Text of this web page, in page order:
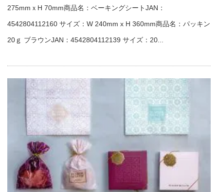
275mmｘH 70mm商品名：ベーキングシートJAN：
4542804112160 サイズ：W 240mm x H 360mm商品名：パッキン
20ｇ ブラウンJAN：4542804112139 サイズ：20...